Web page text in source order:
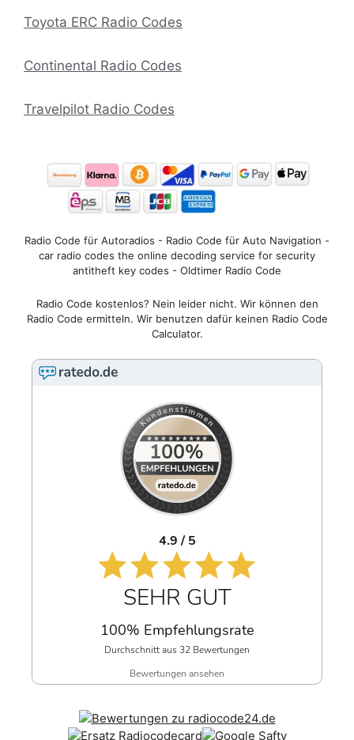
Toyota ERC Radio Codes
Continental Radio Codes
Travelpilot Radio Codes
Radio Code für Autoradios - Radio Code für Auto Navigation -
car radio codes the online decoding service for security
antitheft key codes - Oldtimer Radio Code
Radio Code kostenlos? Nein leider nicht. Wir können den
Radio Code ermitteln. Wir benutzen dafür keinen Radio Code
Calculator.
4.9 / 5
SEHR GUT
100% Empfehlungsrate
Durchschnitt aus 32 Bewertungen
Bewertungen ansehen